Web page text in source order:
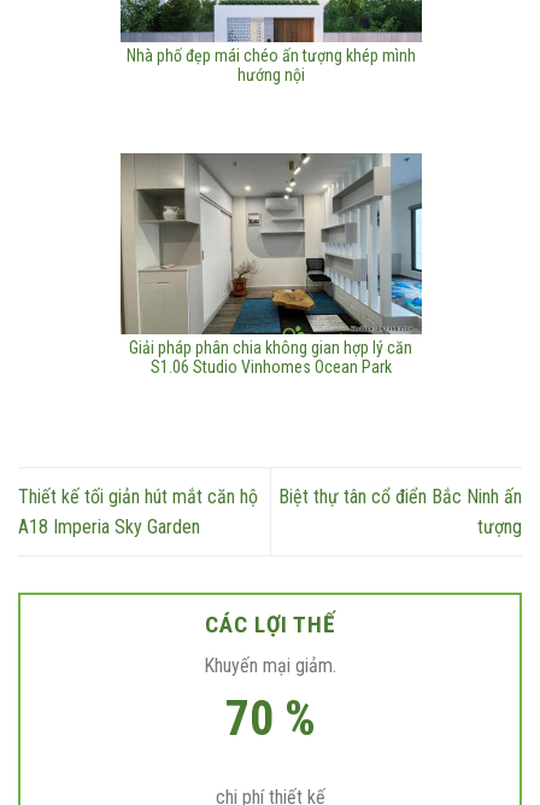
Nhà phố đẹp mái chéo ấn tượng khép mình
hướng nội
Giải pháp phân chia không gian hợp lý căn
S1.06 Studio Vinhomes Ocean Park
Thiết kế tối giản hút mắt căn hộ
A18 Imperia Sky Garden
Biệt thự tân cổ điển Bắc Ninh ấn
tượng
CÁC LỢI THẾ
Khuyến mại giảm.
70 %
chi phí thiết kế